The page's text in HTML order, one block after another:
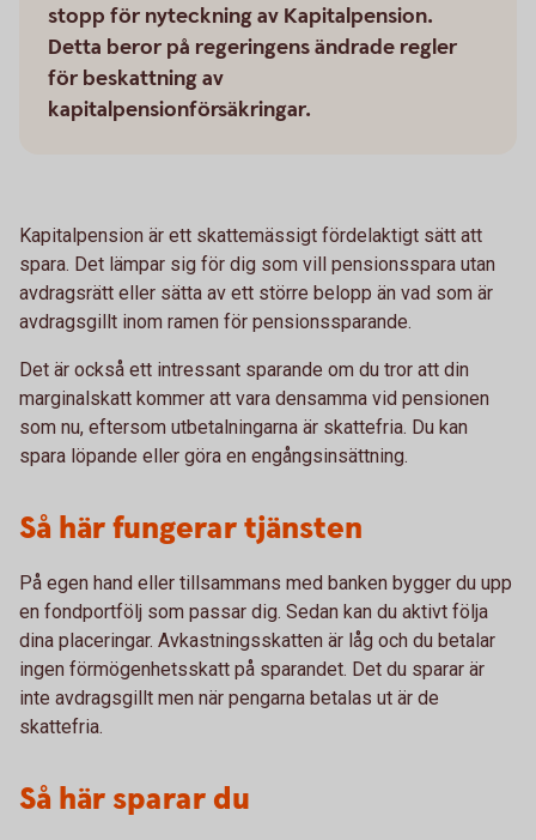
stopp för nyteckning av Kapitalpension.
Detta beror på regeringens ändrade regler
för beskattning av
kapitalpensionförsäkringar.
Kapitalpension är ett skattemässigt fördelaktigt sätt att
spara. Det lämpar sig för dig som vill pensionsspara utan
avdragsrätt eller sätta av ett större belopp än vad som är
avdragsgillt inom ramen för pensionssparande.
Det är också ett intressant sparande om du tror att din
marginalskatt kommer att vara densamma vid pensionen
som nu, eftersom utbetalningarna är skattefria. Du kan
spara löpande eller göra en engångsinsättning.
Så här fungerar tjänsten
På egen hand eller tillsammans med banken bygger du upp
en fondportfölj som passar dig. Sedan kan du aktivt följa
dina placeringar. Avkastningsskatten är låg och du betalar
ingen förmögenhetsskatt på sparandet. Det du sparar är
inte avdragsgillt men när pengarna betalas ut är de
skattefria.
Så här sparar du